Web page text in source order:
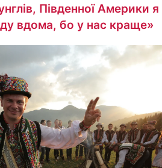
Південної Америки я
вдома, бо у нас краще»